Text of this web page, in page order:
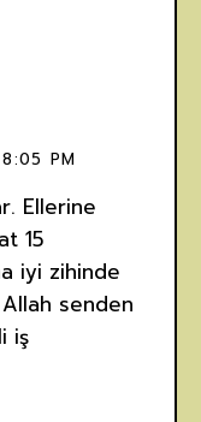
PM
Ellerine
15
iyi zihinde
senden
iş